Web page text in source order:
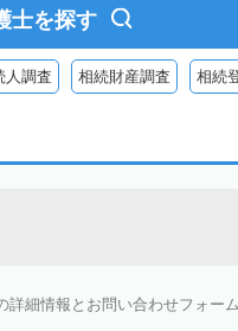
町 大沼郡昭和村
士を探す
人調査 相続財産調査 相続
詳細情報とお問い合わせフォー